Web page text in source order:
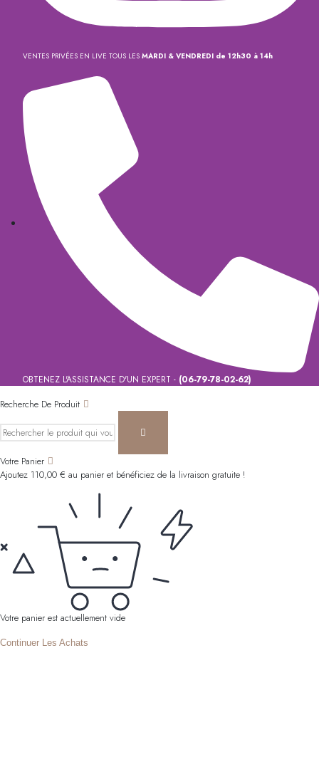
VENTES PRIVÉES EN LIVE TOUS LES MARDI & VENDREDI de 12h30 à 14h
OBTENEZ L'ASSISTANCE D'UN EXPERT - (06-79-78-02-62)
Recherche De Produit
Votre Panier
Ajoutez 110,00 € au panier et bénéficiez de la livraison gratuite !
Votre panier est actuellement vide
Continuer Les Achats